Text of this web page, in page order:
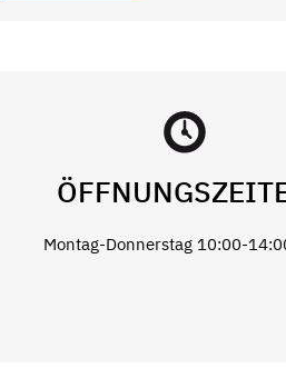
Montag-Donnerstag 10:00-